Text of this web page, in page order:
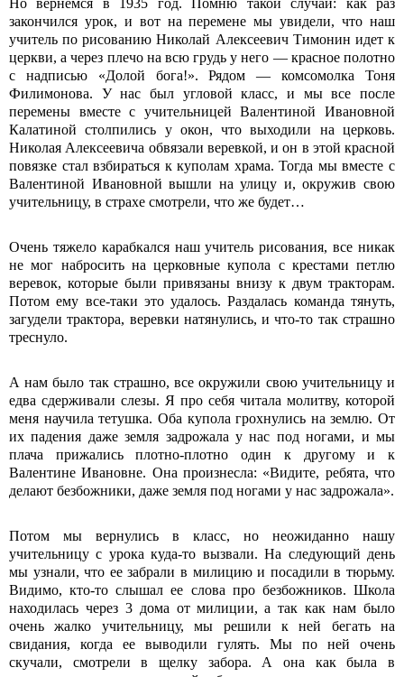
Но вернемся в 1935 год. Помню такой случай: как раз
закончился урок, и вот на перемене мы увидели, что наш
учитель по рисованию Николай Алексеевич Тимонин идет к
церкви, а через плечо на всю грудь у него — красное полотно
с надписью «Долой бога!». Рядом — комсомолка Тоня
Филимонова. У нас был угловой класс, и мы все после
перемены вместе с учительницей Валентиной Ивановной
Калатиной столпились у окон, что выходили на церковь.
Николая Алексеевича обвязали веревкой, и он в этой красной
повязке стал взбираться к куполам храма. Тогда мы вместе с
Валентиной Ивановной вышли на улицу и, окружив свою
учительницу, в страхе смотрели, что же будет…
Очень тяжело карабкался наш учитель рисования, все никак
не мог набросить на церковные купола с крестами петлю
веревок, которые были привязаны внизу к двум тракторам.
Потом ему все-таки это удалось. Раздалась команда тянуть,
загудели трактора, веревки натянулись, и что-то так страшно
треснуло.
А нам было так страшно, все окружили свою учительницу и
едва сдерживали слезы. Я про себя читала молитву, которой
меня научила тетушка. Оба купола грохнулись на землю. От
их падения даже земля задрожала у нас под ногами, и мы
плача прижались плотно-плотно один к другому и к
Валентине Ивановне. Она произнесла: «Видите, ребята, что
делают безбожники, даже земля под ногами у нас задрожала».
Потом мы вернулись в класс, но неожиданно нашу
учительницу с урока куда-то вызвали. На следующий день
мы узнали, что ее забрали в милицию и посадили в тюрьму.
Видимо, кто-то слышал ее слова про безбожников. Школа
находилась через 3 дома от милиции, а так как нам было
очень жалко учительницу, мы решили к ней бегать на
свидания, когда ее выводили гулять. Мы по ней очень
скучали, смотрели в щелку забора. А она как была в